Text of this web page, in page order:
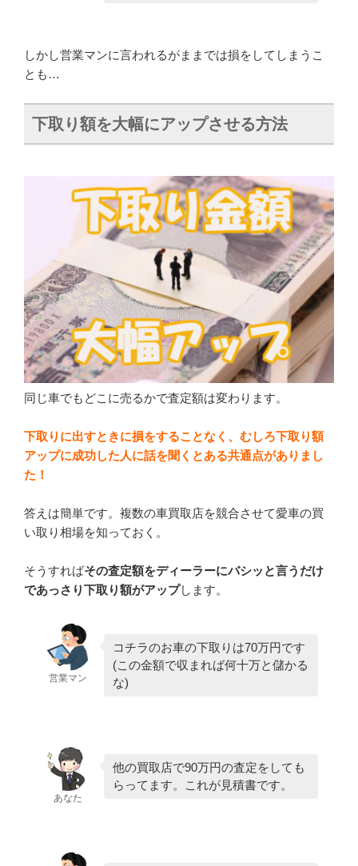
しかし営業マンに言われるがままでは損をしてしまうこ
とも…
下取り額を大幅にアップさせる方法
同じ車でもどこに売るかで査定額は変わります。
下取りに出すときに損をすることなく、むしろ下取り額
アップに成功した人に話を聞くとある共通点がありまし
た！
答えは簡単です。複数の車買取店を競合させて愛車の買
い取り相場を知っておく。
そうすればその査定額をディーラーにバシッと言うだけ
であっさり下取り額がアップします。
営業マン
コチラのお車の下取りは70万円です
(この金額で収まれば何十万と儲かる
な)
あなた
他の買取店で90万円の査定をしても
らってます。これが見積書です。